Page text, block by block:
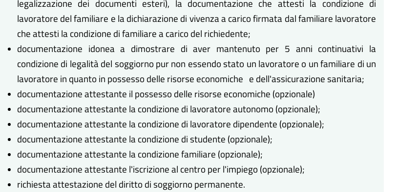
legalizzazione dei documenti esteri), la documentazione che attesti la condizione di
lavoratore del familiare e la dichiarazione di vivenza a carico firmata dal familiare lavoratore
che attesti la condizione di familiare a carico del richiedente;
documentazione idonea a dimostrare di aver mantenuto per 5 anni continuativi la
condizione di legalità del soggiorno pur non essendo stato un lavoratore o un familiare di un
lavoratore in quanto in possesso delle risorse economiche e dell'assicurazione sanitaria;
documentazione attestante il possesso delle risorse economiche (opzionale)
documentazione attestante la condizione di lavoratore autonomo (opzionale);
documentazione attestante la condizione di lavoratore dipendente (opzionale);
documentazione attestante la condizione di studente (opzionale);
documentazione attestante la condizione familiare (opzionale);
documentazione attestante l'iscrizione al centro per l'impiego (opzionale);
richiesta attestazione del diritto di soggiorno permanente.